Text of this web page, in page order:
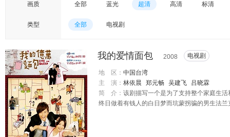
画质 全部 蓝光 超清 高清 标清
类型 全部 电视剧
我的爱情面包 2008 电视剧
地 区： 中国台湾
主 演： 林依晨 郑元畅 吴建飞
吕晓霖
简 介： 该剧描写一个是为了支持整个家庭生
终日做着有钱人的白日梦而坑蒙拐骗的男生法